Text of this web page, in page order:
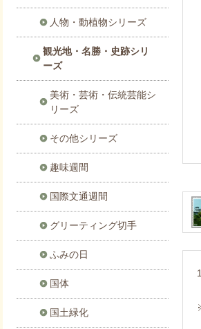
人物・動植物シリーズ
観光地・名勝・史跡シリ
ーズ
美術・芸術・伝統芸能シ
リーズ
その他シリーズ
趣味週間
国際文通週間
グリーティング切手
ふみの日
国体
国土緑化